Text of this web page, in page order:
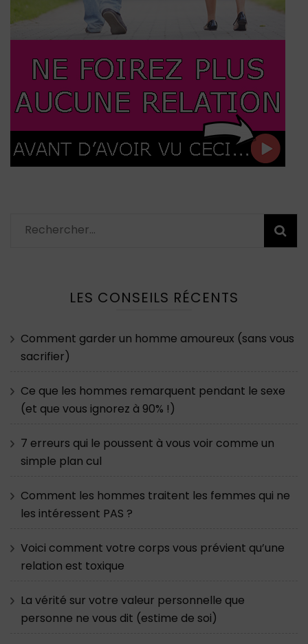
Rechercher :
LES CONSEILS RÉCENTS
Comment garder un homme amoureux (sans vous
sacrifier)
Ce que les hommes remarquent pendant le sexe
(et que vous ignorez à 90% !)
7 erreurs qui le poussent à vous voir comme un
simple plan cul
Comment les hommes traitent les femmes qui ne
les intéressent PAS ?
Voici comment votre corps vous prévient qu’une
relation est toxique
La vérité sur votre valeur personnelle que
personne ne vous dit (estime de soi)